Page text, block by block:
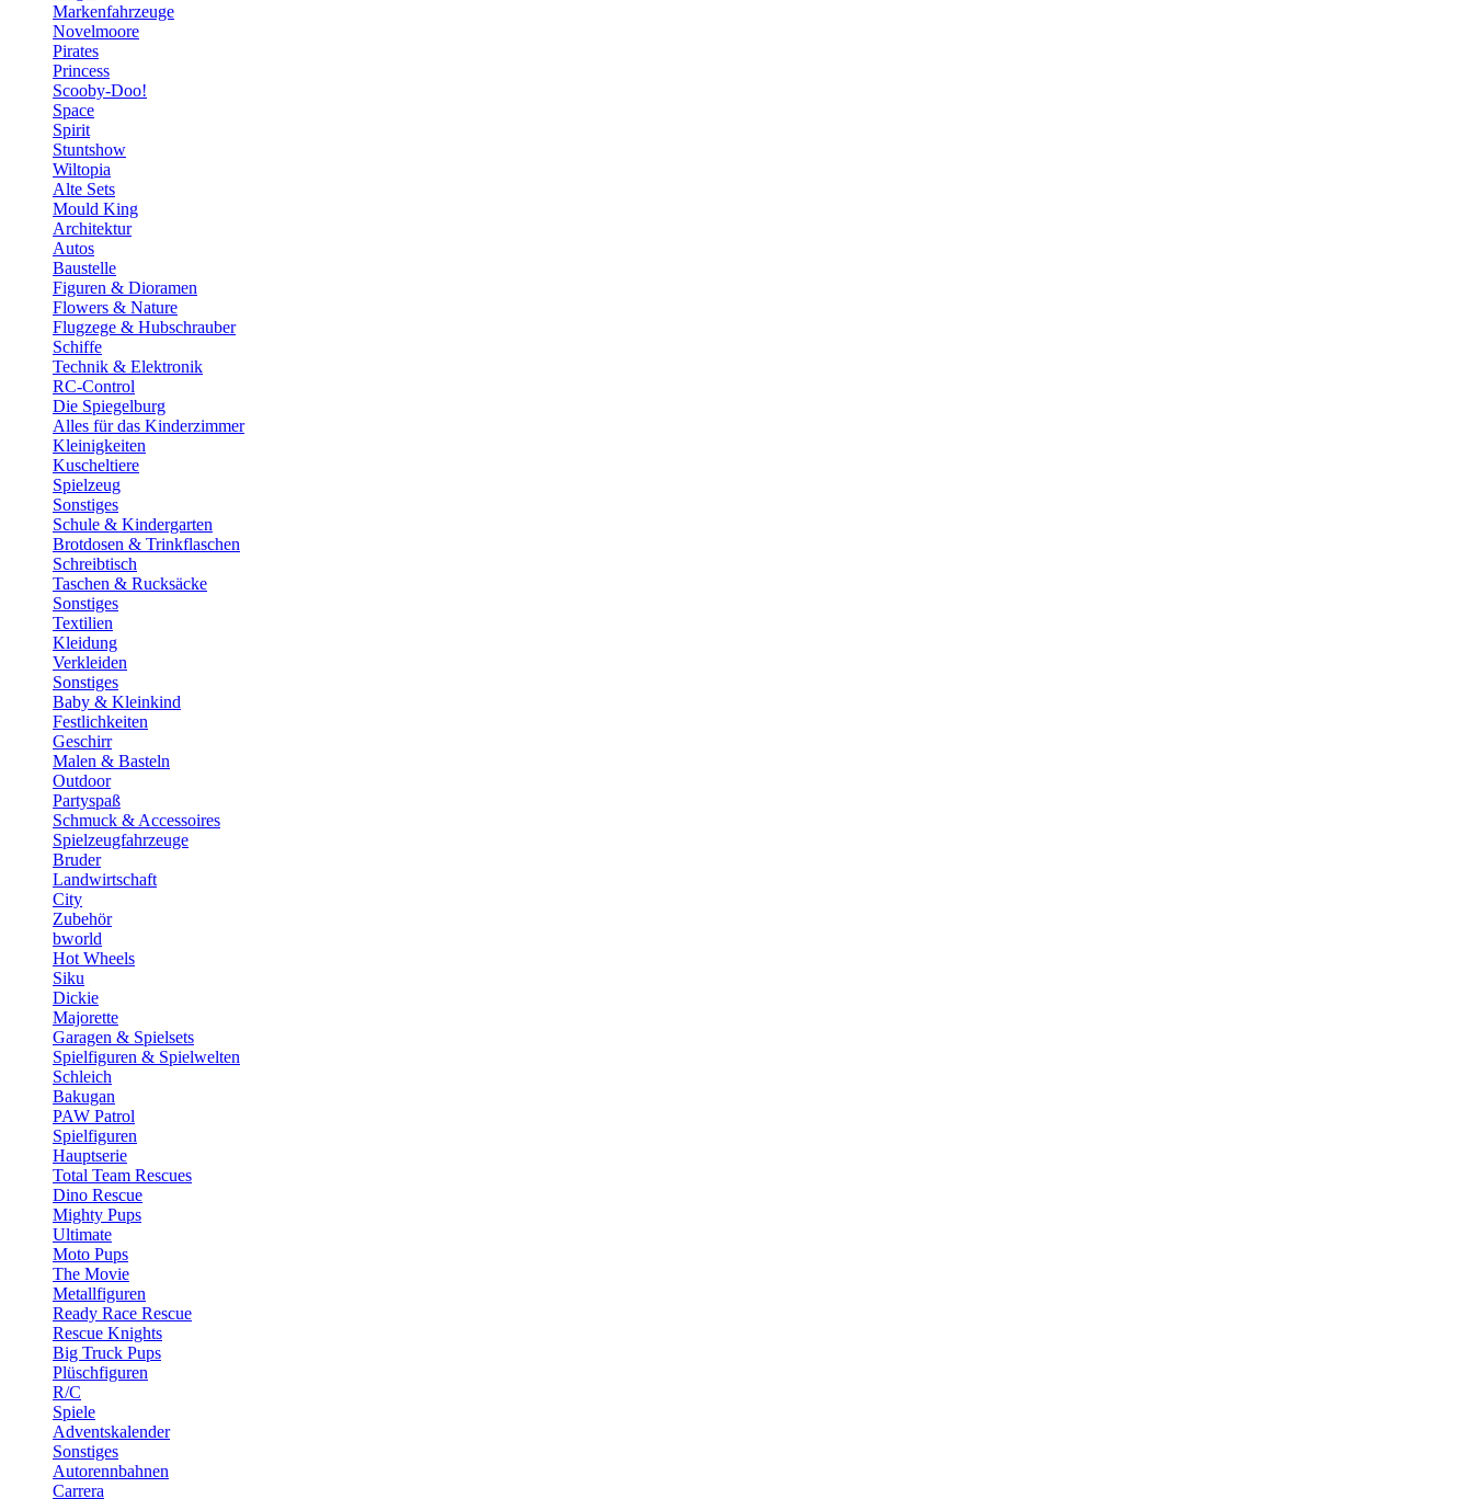
Markenfahrzeuge
Novelmoore
Pirates
Princess
Scooby-Doo!
Space
Spirit
Stuntshow
Wiltopia
Alte Sets
Mould King
Architektur
Autos
Baustelle
Figuren & Dioramen
Flowers & Nature
Flugzege & Hubschrauber
Schiffe
Technik & Elektronik
RC-Control
Die Spiegelburg
Alles für das Kinderzimmer
Kleinigkeiten
Kuscheltiere
Spielzeug
Sonstiges
Schule & Kindergarten
Brotdosen & Trinkflaschen
Schreibtisch
Taschen & Rucksäcke
Sonstiges
Textilien
Kleidung
Verkleiden
Sonstiges
Baby & Kleinkind
Festlichkeiten
Geschirr
Malen & Basteln
Outdoor
Partyspaß
Schmuck & Accessoires
Spielzeugfahrzeuge
Bruder
Landwirtschaft
City
Zubehör
bworld
Hot Wheels
Siku
Dickie
Majorette
Garagen & Spielsets
Spielfiguren & Spielwelten
Schleich
Bakugan
PAW Patrol
Spielfiguren
Hauptserie
Total Team Rescues
Dino Rescue
Mighty Pups
Ultimate
Moto Pups
The Movie
Metallfiguren
Ready Race Rescue
Rescue Knights
Big Truck Pups
Plüschfiguren
R/C
Spiele
Adventskalender
Sonstiges
Autorennbahnen
Carrera